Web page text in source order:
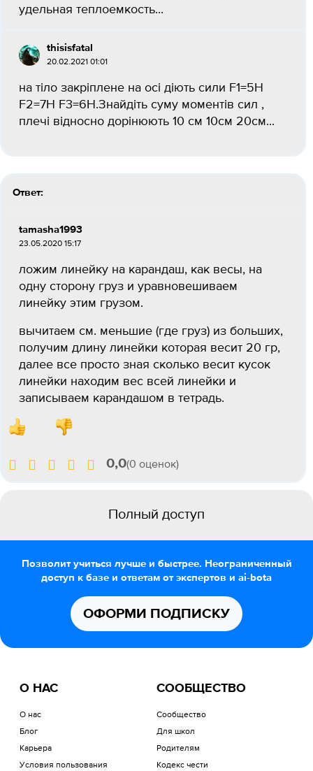
удельная теплоемкость...
thisisfatal
20.02.2021 01:01
на тіло закріплене на осі діють сили F1=5H
F2=7H F3=6H.Знайдіть суму моментів сил ,
плечі відносно дорінюють 10 см 10см 20см...
Ответ:
tamasha1993
23.05.2020 15:17
ложим линейку на карандаш, как весы, на
одну сторону груз и уравновешиваем
линейку этим грузом.
вычитаем см. меньшие (где груз) из больших,
получим длину линейки которая весит 20 гр,
далее все просто зная сколько весит кусок
линейки находим вес всей линейки и
записываем карандашом в тетрадь.
0,0(0 оценок)
Полный доступ
Позволит учиться лучше и быстрее. Неограниченный
доступ к базе и ответам от экспертов и ai-bota
ОФОРМИ ПОДПИСКУ
О НАС
О нас
Блог
Карьера
Условия пользования
СООБЩЕСТВО
Сообщество
Для школ
Родителям
Кодекс чести